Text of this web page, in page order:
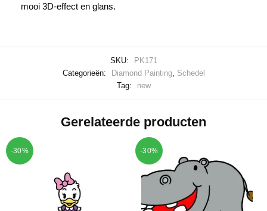
mooi 3D-effect en glans.
SKU:
PK171
Categorieën:
Diamond Painting, Schedel
Tag:
new
Gerelateerde producten
-30% -30%